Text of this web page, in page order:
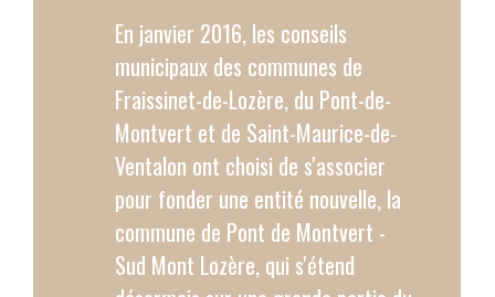
En janvier 2016, les conseils
municipaux des communes de
Fraissinet-de-Lozère, du Pont-de-
Montvert et de Saint-Maurice-de-
Ventalon ont choisi de s'associer
pour fonder une entité nouvelle, la
commune de Pont de Montvert -
Sud Mont Lozère, qui s'étend